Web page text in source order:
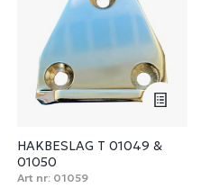
HAKBESLAG T 01049 &
01050
Art nr: 01059